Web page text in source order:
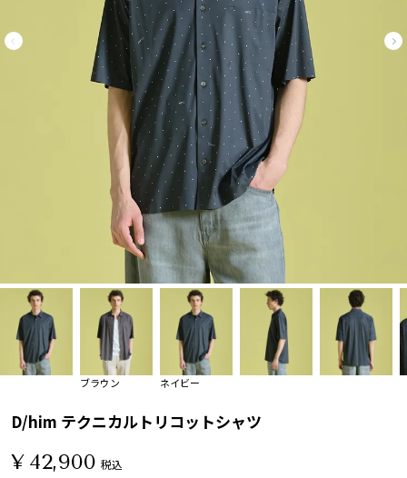
ブラウン ネイビー
D/him テクニカルトリコットシャツ
¥ 42,900 税込